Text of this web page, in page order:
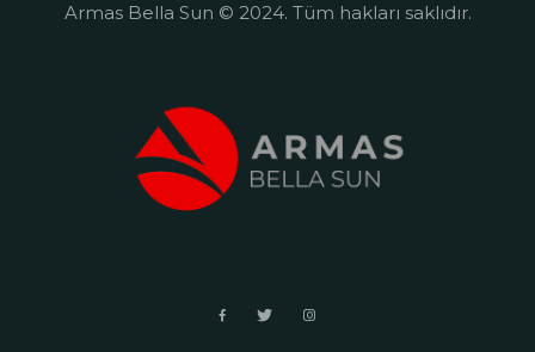
+90 242 524 50 55
Side Mahallesi, Selimiye Mahalesi
sales@armashotels.com
Armas Bella Sun © 2024. Tüm hakları saklıdır.